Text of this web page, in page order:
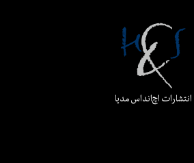
انتشارات اچ‌اند‌اس مدیا